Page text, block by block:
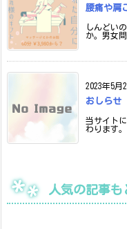
腰痛や肩
しんどい
か。男女
2023年5月
おしらせ
当サイト
わります
人気の記事も